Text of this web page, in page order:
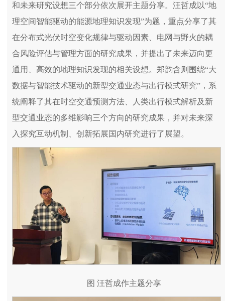
和未来研究设想三个部分依次展开主题分享。汪哲成以“地
理空间智能驱动的能源地理知识发现”为题，重点分享了其
在分布式光伏时空变化规律与驱动因素、电网与野火的耦
合风险评估与管理方面的研究成果，并提出了未来迈向更
通用、高效的地理知识发现的相关设想。郑韵含则围绕“大
数据与智能技术驱动的新型交通业态与出行模式研究”，系
统阐释了其在时空交通预测方法、人类出行模式解析及新
型交通业态的多维影响三个方向的研究成果，并对未来深
入探究互动机制、创新拓展国内研究进行了展望。
图 汪哲成作主题分享